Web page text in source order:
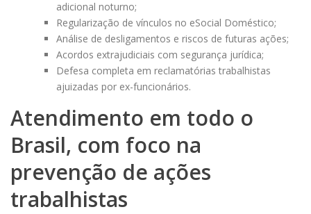
adicional noturno;
Regularização de vínculos no eSocial Doméstico;
Análise de desligamentos e riscos de futuras ações;
Acordos extrajudiciais com segurança jurídica;
Defesa completa em reclamatórias trabalhistas
ajuizadas por ex-funcionários.
Atendimento em todo o
Brasil, com foco na
prevenção de ações
trabalhistas